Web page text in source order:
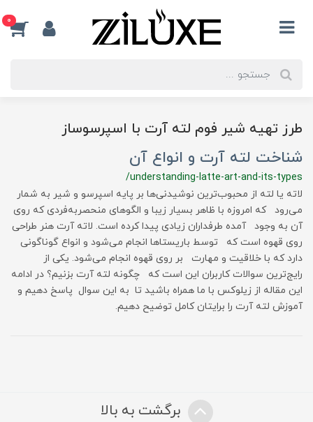
0
طرز تهیه شیر فوم لته آرت با اسپرسوساز
شناخت لته آرت و انواع آن
/understanding-latte-art-and-its-types
لاته یا لته از محبوب‌ترین نوشیدنی‌ها بر پایه اسپرسو و شیر به شمار
می‌رود که امروزه با ظاهر بسیار زیبا و الگوهای منحصربه‌فردی که روی
آن به وجود آمده طرفداران زیادی پیدا کرده است. لاته آرت هنر طراحی
روی قهوه است که توسط باریستاها انجام می‌شود و انواع گوناگونی
دارد که با خلاقیت و مهارت بر روی قهوه انجام می‌شود. یکی از
رایج‌ترین سوالات کاربران این است که چگونه لته آرت بزنیم؟ در ادامه
این مقاله از زیلوکس با ما همراه باشید تا به این سوال پاسخ دهیم و
آموزش لته آرت را برایتان کامل توضیح دهیم.
برگشت به بالا